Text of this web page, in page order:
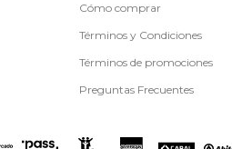
Cómo comprar
Términos y Condiciones
Términos de promociones
Preguntas Frecuentes